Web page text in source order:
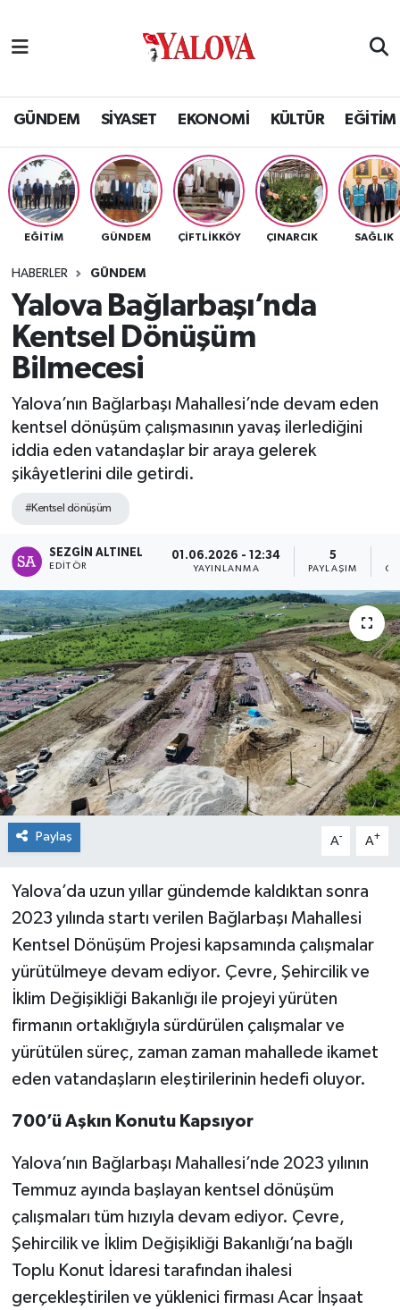
GÜNDEM SİYASET EKONOMİ KÜLTÜR EĞİTİM
EĞİTİM GÜNDEM ÇİFTLİKKÖY ÇINARCIK SAĞLIK
HABERLER GÜNDEM
Yalova Bağlarbaşı’nda
Kentsel Dönüşüm
Bilmecesi
Yalova’nın Bağlarbaşı Mahallesi’nde devam eden
kentsel dönüşüm çalışmasının yavaş ilerlediğini
iddia eden vatandaşlar bir araya gelerek
şikâyetlerini dile getirdi.
#Kentsel dönüşüm
SEZGIN ALTINEL
EDITÖR
01.06.2026 - 12:34
YAYINLANMA
5
PAYLAŞIM
Paylaş A- A+
Yalova’da uzun yıllar gündemde kaldıktan sonra
2023 yılında startı verilen Bağlarbaşı Mahallesi
Kentsel Dönüşüm Projesi kapsamında çalışmalar
yürütülmeye devam ediyor. Çevre, Şehircilik ve
İklim Değişikliği Bakanlığı ile projeyi yürüten
firmanın ortaklığıyla sürdürülen çalışmalar ve
yürütülen süreç, zaman zaman mahallede ikamet
eden vatandaşların eleştirilerinin hedefi oluyor.
700’ü Aşkın Konutu Kapsıyor
Yalova’nın Bağlarbaşı Mahallesi’nde 2023 yılının
Temmuz ayında başlayan kentsel dönüşüm
çalışmaları tüm hızıyla devam ediyor. Çevre,
Şehircilik ve İklim Değişikliği Bakanlığı’na bağlı
Toplu Konut İdaresi tarafından ihalesi
gerçekleştirilen ve yüklenici firması Acar İnşaat
SİYASET
EKONOMİ
KÜLTÜR
BİLİM VE TEKNOLOJİ
ASAYİŞ
SPOR
ULUSAL
RESMİ İLAN
Yalova Nöbetçi Eczaneler
Yalova Hava Durumu
Yalova Namaz Vakitleri
Yalova Trafik Yoğunluk Haritası
Tüm Manşetler
Son Dakika Haberleri